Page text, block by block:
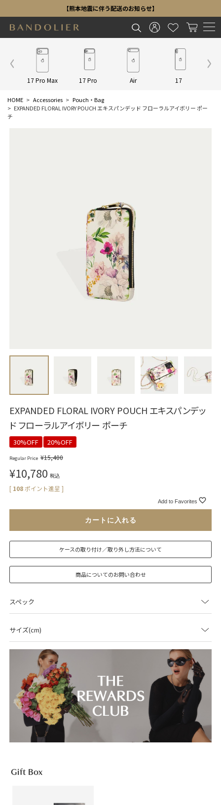
【熊本地震に伴う配送のお知らせ】
17 Pro Max 17 Pro Air 17
HOME Accessories
Pouch・Bag
EXPANDED FLORAL IVORY POUCH エキスパンデッド フローラルアイボリー ポー
チ
EXPANDED FLORAL IVORY POUCH エキスパンデッ
ド フローラルアイボリー ポーチ
30%OFF 20%OFF
Regular Price ¥15,400
¥10,780 税込
[ 108ポイント進呈 ]
Add to Favorites
カートに入れる
ケースの取り付け／取り外し方法について
商品についてのお問い合わせ
スペック
サイズ(cm)
Gift Box